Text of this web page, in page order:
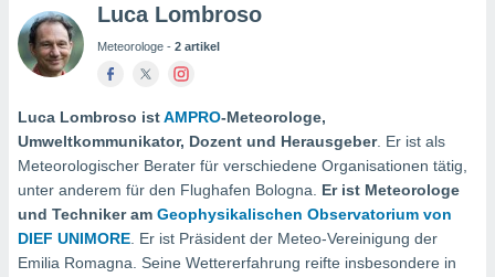
wurde
dass
sind.
diese
die
Luca Lombroso
Meteorologe - 2 artikel
Luca Lombroso istAMPRO-Meteorologe,
Umweltkommunikator, Dozent und Herausgeber. Er ist als
Meteorologischer Berater für verschiedene Organisationen tätig,
unter anderem für den Flughafen Bologna. Er ist Meteorologe
und Techniker am Geophysikalischen Observatorium von
DIEF UNIMORE. Er ist Präsident der Meteo-Vereinigung der
Emilia Romagna. Seine Wettererfahrung reifte insbesondere in